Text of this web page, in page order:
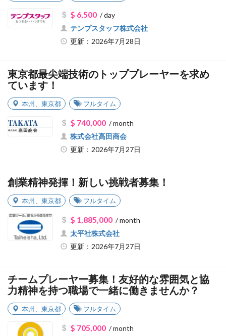
$ 6,500/ day
テンプスタッフ株式会社
更新：2026年7月28日
東京都最尖端技術のトッププレーヤーを求め
ています！
本州 東京都 フルタイム
$ 740,000/ month
株式会社高田商会
更新：2026年7月27日
創業精神発揮！新しい挑戦者募集！
本州 東京都 フルタイム
$ 1,885,000/ month
太平社株式会社
更新：2026年7月27日
チームプレーヤー募集！友好的な雰囲気と協
力精神を持つ職場で一緒に働きませんか？
本州 東京都 フルタイム
$ 705,000/ month